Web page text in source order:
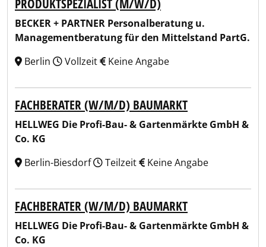
PRODUKTSPEZIALIST (M/W/D)
BECKER + PARTNER Personalberatung u.
Managementberatung für den Mittelstand PartG.
Berlin
Vollzeit Keine Angabe
FACHBERATER (W/M/D) BAUMARKT
HELLWEG Die Profi-Bau- & Gartenmärkte GmbH &
Co. KG
Berlin-Biesdorf
Teilzeit Keine Angabe
FACHBERATER (W/M/D) BAUMARKT
HELLWEG Die Profi-Bau- & Gartenmärkte GmbH &
Co. KG